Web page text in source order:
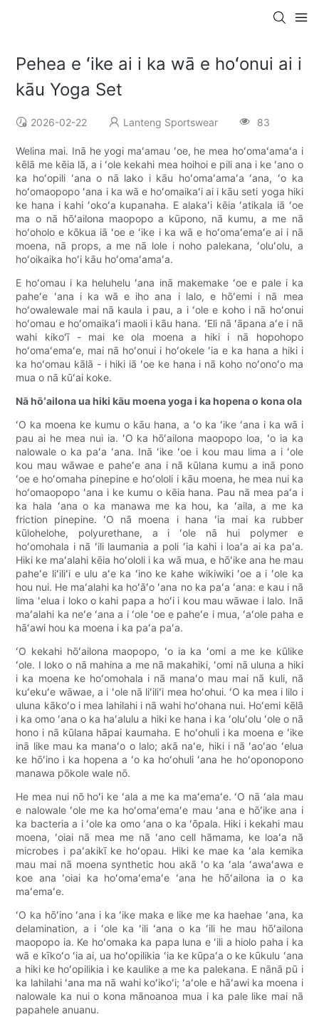
Pehea e ʻike ai i ka wā e hoʻonui ai i
kāu Yoga Set
2026-02-22 Lanteng Sportswear 83
Welina mai. Inā he yogi maʻamau ʻoe, he mea hoʻomaʻamaʻa i
kēlā me kēia lā, a i ʻole kekahi mea hoihoi e pili ana i ke ʻano o
ka hoʻopili ʻana o nā lako i kāu hoʻomaʻamaʻa ʻana, ʻo ka
hoʻomaopopo ʻana i ka wā e hoʻomaikaʻi ai i kāu seti yoga hiki
ke hana i kahi ʻokoʻa kupanaha. E alakaʻi kēia ʻatikala iā ʻoe
ma o nā hōʻailona maopopo a kūpono, nā kumu, a me nā
hoʻoholo e kōkua iā ʻoe e ʻike i ka wā e hoʻomaʻemaʻe ai i nā
moena, nā props, a me nā lole i noho palekana, ʻoluʻolu, a
hoʻoikaika hoʻi kāu hoʻomaʻamaʻa.
E hoʻomau i ka heluhelu ʻana inā makemake ʻoe e pale i ka
paheʻe ʻana i ka wā e iho ana i lalo, e hōʻemi i nā mea
hoʻowalewale mai nā kaula i pau, a i ʻole e koho i nā hoʻonui
hoʻomau e hoʻomaikaʻi maoli i kāu hana. ʻEli nā ʻāpana aʻe i nā
wahi kikoʻī - mai ke ola moena a hiki i nā hopohopo
hoʻomaʻemaʻe, mai nā hoʻonui i hoʻokele ʻia e ka hana a hiki i
ka hoʻomau kālā - i hiki iā ʻoe ke hana i nā koho noʻonoʻo ma
mua o nā kūʻai koke.
Nā hōʻailona ua hiki kāu moena yoga i ka hopena o kona ola
ʻO ka moena ke kumu o kāu hana, a ʻo ka ʻike ʻana i ka wā i
pau ai he mea nui ia. ʻO ka hōʻailona maopopo loa, ʻo ia ka
nalowale o ka paʻa ʻana. Inā ʻike ʻoe i kou mau lima a i ʻole
kou mau wāwae e paheʻe ana i nā kūlana kumu a inā pono
ʻoe e hoʻomaha pinepine e hoʻololi i kāu moena, he mea nui ka
hoʻomaopopo ʻana i ke kumu o kēia hana. Pau nā mea paʻa i
ka hala ʻana o ka manawa me ka hou, ka ʻaila, a me ka
friction pinepine. ʻO nā moena i hana ʻia mai ka rubber
kūlohelohe, polyurethane, a i ʻole nā ​​​​hui polymer e
hoʻomohala i nā ʻili laumania a poli ʻia kahi i loaʻa ai ka paʻa.
Hiki ke maʻalahi kēia hoʻololi i ka wā mua, e hōʻike ana he mau
paheʻe liʻiliʻi e ulu aʻe ka ʻino ke kahe wikiwiki ʻoe a i ʻole ka
hou nui. He maʻalahi ka hoʻāʻo ʻana no ka paʻa ʻana: e kau i nā
lima ʻelua i loko o kahi papa a hoʻi i kou mau wāwae i lalo. Inā
maʻalahi ka neʻe ʻana a i ʻole ʻoe e paheʻe i mua, ʻaʻole paha e
hāʻawi hou ka moena i ka paʻa paʻa.
ʻO kekahi hōʻailona maopopo, ʻo ia ka ʻomi a me ke kūlike
ʻole. I loko o nā mahina a me nā makahiki, ʻomi nā uluna a hiki
i ka moena ke hoʻomohala i nā manaʻo mau mai nā kuli, nā
kuʻekuʻe wāwae, a i ʻole nā ​​​​liʻiliʻi mea hoʻohui. ʻO ka mea i lilo i
uluna kākoʻo i mea lahilahi i nā wahi hoʻohana nui. Hoʻemi kēlā
i ka omo ʻana o ka haʻalulu a hiki ke hana i ka ʻoluʻolu ʻole o nā
hono i nā kūlana hāpai kaumaha. E hoʻohuli i ka moena e ʻike
inā like mau ka manaʻo o lalo; akā naʻe, hiki i nā ʻaoʻao ʻelua
ke hōʻino i ka hopena a ʻo ka hoʻohuli ʻana he hoʻoponopono
manawa pōkole wale nō.
He mea nui nō hoʻi ke ʻala a me ka maʻemaʻe. ʻO nā ʻala mau
e nalowale ʻole me ka hoʻomaʻemaʻe mau ʻana e hōʻike ana i
ka bacteria a i ʻole ka omo ʻana o ka ʻōpala. Hiki i kekahi mau
moena, ʻoiai nā mea me nā ʻano cell hāmama, ke loaʻa nā
microbes i paʻakikī ke hoʻopau. Hiki ke mae ka ʻala kemika
mau mai nā moena synthetic hou akā ʻo ka ʻala ʻawaʻawa e
koe ana ʻoiai ka hoʻomaʻemaʻe ʻana he hōʻailona ia o ka
maʻemaʻe.
ʻO ka hōʻino ʻana i ka ʻike maka e like me ka haehae ʻana, ka
delamination, a i ʻole ka ʻili ʻana o ka ʻili he mau hōʻailona
maopopo ia. Ke hoʻomaka ka papa luna e ʻili a hiolo paha i ka
wā e kīkoʻo ʻia ai, ua hoʻopilikia ʻia ke kūpaʻa o ke kūkulu ʻana
a hiki ke hoʻopilikia i ke kaulike a me ka palekana. E nānā pū i
ka lahilahi ʻana ma nā wahi koʻikoʻi; ʻaʻole e hāʻawi ka moena i
nalowale ka nui o kona mānoanoa mua i ka pale like mai nā
papahele anuanu.